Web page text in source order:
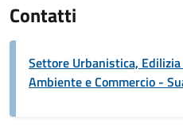
Contatti
Settore Urbanistica,
Ambiente e Commercio -